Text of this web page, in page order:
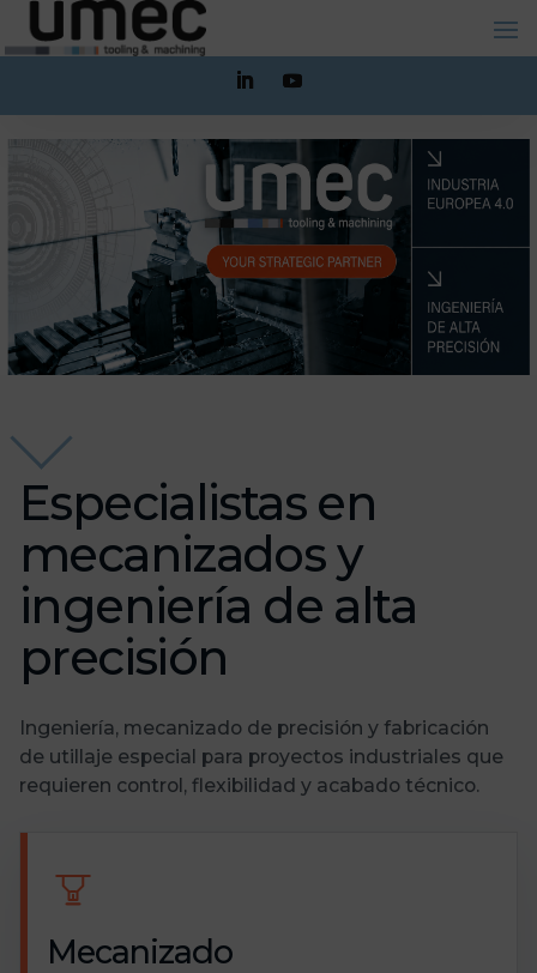
Especialistas en
mecanizados y
ingeniería de alta
precisión
Ingeniería, mecanizado de precisión y fabricación
de utillaje especial para proyectos industriales que
requieren control, flexibilidad y acabado técnico.
Mecanizado